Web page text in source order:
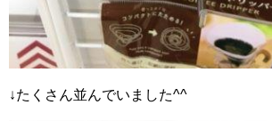
↓たくさん並んでいました^^